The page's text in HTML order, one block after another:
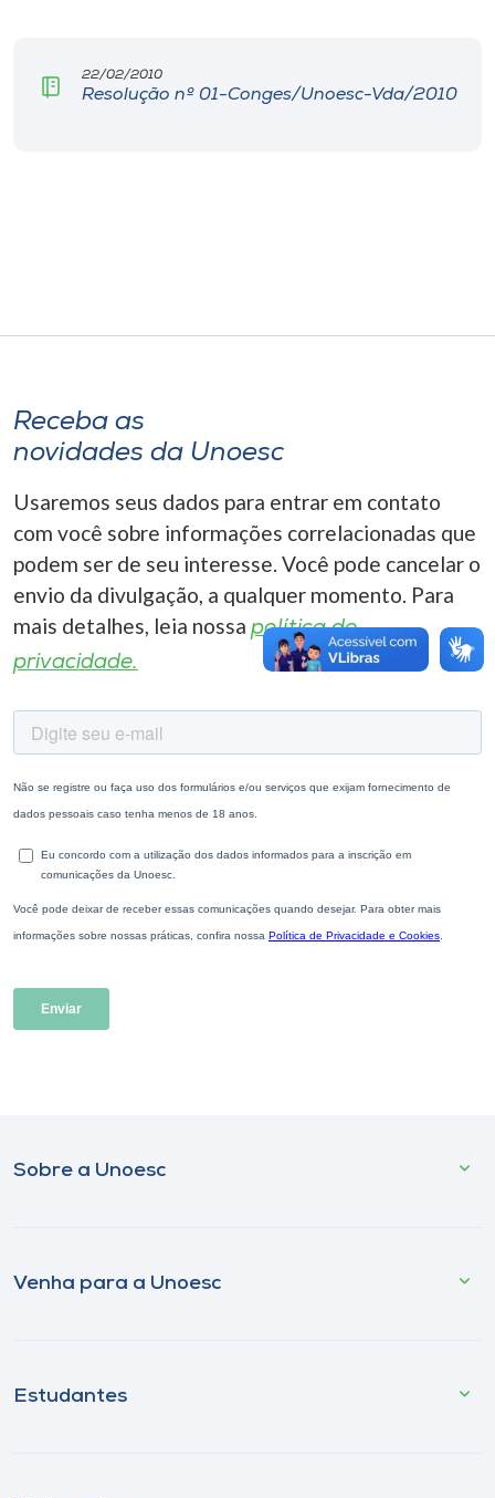
Editora
Selecione
o idioma
A+
A-
22/02/2010
Resolução nº 01-Conges/Unoesc-Vda/2010
Receba as
novidades da Unoesc
Usaremos seus dados para entrar em contato
com você sobre informações correlacionadas que
podem ser de seu interesse. Você pode cancelar o
envio da divulgação, a qualquer momento. Para
mais detalhes, leia nossa política de
privacidade.
Sobre a Unoesc
Venha para a Unoesc
Estudantes